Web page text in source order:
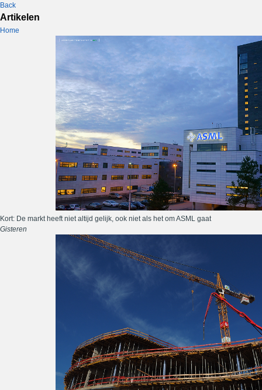
Back
Artikelen
Home
Kort: De markt heeft niet altijd gelijk, ook niet als het om ASML gaat
Gisteren